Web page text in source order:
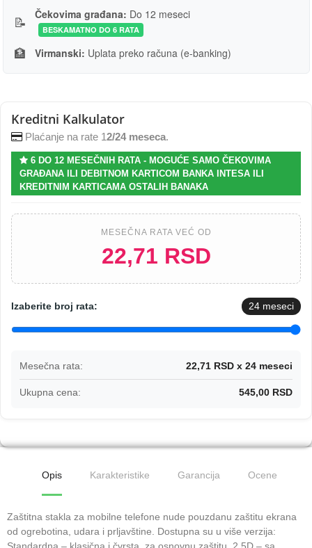
📝 Čekovima građana: Do 12 meseci
BESKAMATNO DO 6 RATA
🏦 Virmanski: Uplata preko računa (e-banking)
Kreditni Kalkulator
Plaćanje na rate 12/24 meseca.
6 DO 12 MESEČNIH RATA - MOGUĆE SAMO ČEKOVIMA
GRAĐANA ILI DEBITNOM KARTICOM BANKA INTESA ILI
KREDITNIM KARTICAMA OSTALIH BANAKA
MESEČNA RATA VEĆ OD
22,71 RSD
Izaberite broj rata: 24 meseci
Mesečna rata: 22,71 RSD x 24 meseci
Ukupna cena: 545,00 RSD
Opis Karakteristike Garancija Ocene
Zaštitna stakla za mobilne telefone nude pouzdanu zaštitu ekrana
od ogrebotina, udara i prljavštine. Dostupna su u više verzija: